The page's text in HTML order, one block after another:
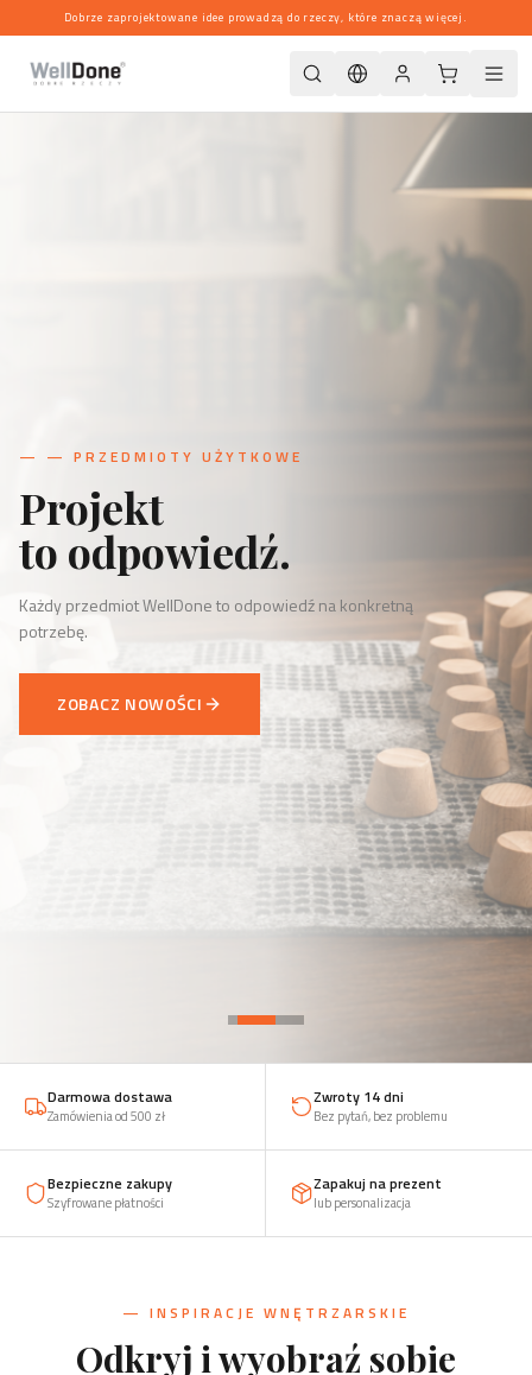
Dobrze zaprojektowane idee prowadzą do rzeczy, które znaczą więcej.
— — PRZEDMIOTY UŻYTKOWE
Projekt
to odpowiedź.
Każdy przedmiot WellDone to odpowiedź na konkretną
potrzebę.
ZOBACZ NOWOŚCI
Darmowa dostawa
Zamówienia od 500 zł
Zwroty 14 dni
Bez pytań, bez problemu
Bezpieczne zakupy
Szyfrowane płatności
Zapakuj na prezent
lub personalizacja
— INSPIRACJE WNĘTRZARSKIE
Odkryj i wyobraź sobie